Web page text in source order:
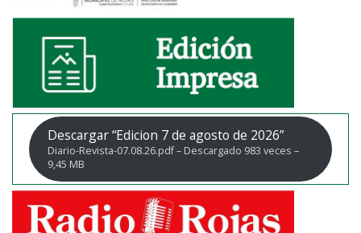
Descargar “Edicion 7 de agosto de 2026”
Diario-Revista-07.08.26.pdf – Descargado 983 veces –
9,45 MB